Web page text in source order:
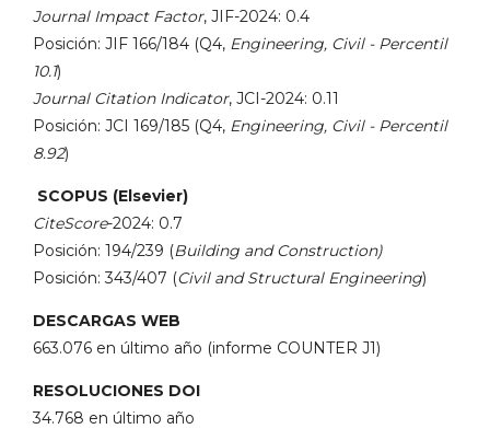
Journal Impact Factor, JIF-2024: 0.4
Posición: JIF 166/184 (Q4, Engineering, Civil - Percentil
10.1)
Journal Citation Indicator, JCI-2024: 0.11
Posición: JCI 169/185 (Q4, Engineering, Civil - Percentil
8.92)
SCOPUS (Elsevier)
CiteScore-2024: 0.7
Posición: 194/239 (Building and Construction)
Posición: 343/407 (Civil and Structural Engineering)
DESCARGAS WEB
663.076 en último año (informe COUNTER J1)
RESOLUCIONES DOI
34.768 en último año